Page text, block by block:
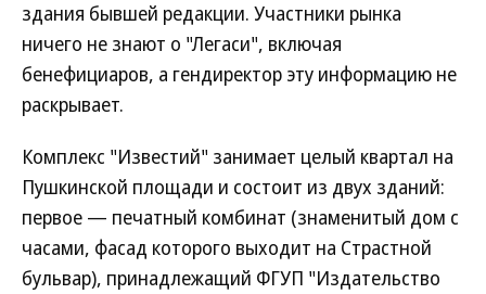
здания бывшей редакции. Участники рынка
ничего не знают о "Легаси", включая
бенефициаров, а гендиректор эту информацию не
раскрывает.
Комплекс "Известий" занимает целый квартал на
Пушкинской площади и состоит из двух зданий:
первое — печатный комбинат (знаменитый дом с
часами, фасад которого выходит на Страстной
бульвар), принадлежащий ФГУП "Издательство